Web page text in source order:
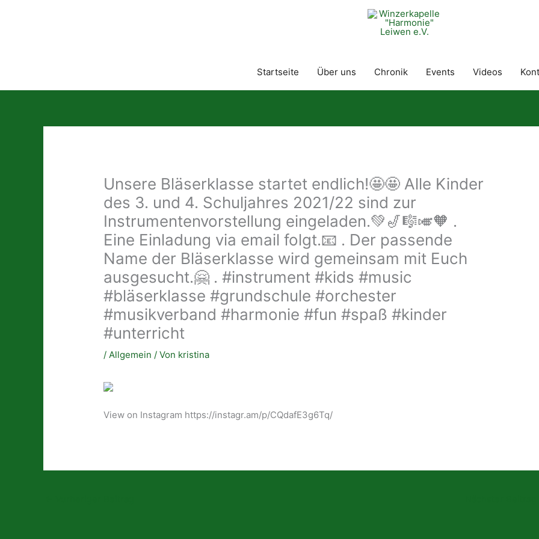
Startseite Über uns Chronik Events Videos
Unsere Bläserklasse startet endlich!🤩🤩 Alle Kinder
des 3. und 4. Schuljahres 2021/22 sind zur
Instrumentenvorstellung eingeladen.💚🎷🎼🎺🧡 .
Eine Einladung via email folgt.📧 . Der passende
Name der Bläserklasse wird gemeinsam mit Euch
ausgesucht.🤗 . #instrument #kids #music
#bläserklasse #grundschule #orchester
#musikverband #harmonie #fun #spaß #kinder
#unterricht
/Allgemein / Von kristina
View on Instagram https://instagr.am/p/CQdafE3g6Tq/